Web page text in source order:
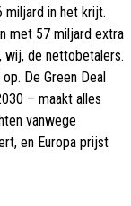
miljard in het krijt.
met 57 miljard extra
wij, de nettobetalers.
De Green Deal
– maakt alles
vanwege
en Europa prijst